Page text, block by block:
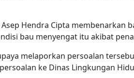
Asep Hendra Cipta membenarkan
bau menyengat itu akibat
melaporkan persoalan
ke Dinas Lingkungan